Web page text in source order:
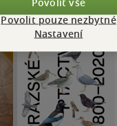
Povolit pouze nezbytné
Nastavení